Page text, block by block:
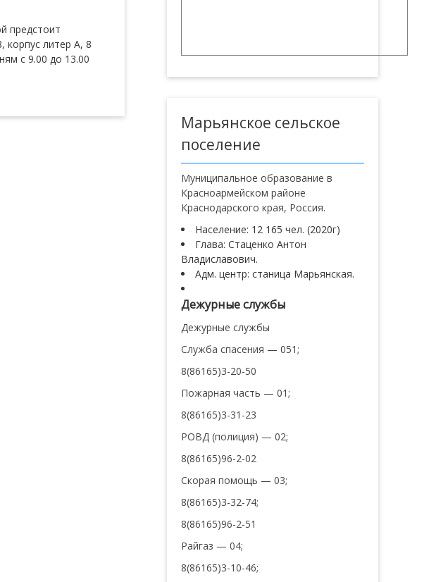
предстоит
корпус литер А, 8
с 9.00 до 13.00
Марьянское сельское
поселение
Муниципальное образование в
Красноармейском районе
Краснодарского края, Россия.
Население: 12 165 чел. (2020г)
Глава: Стаценко Антон
Владиславович.
Адм. центр: станица Марьянская.
Дежурные службы
Дежурные службы
Служба спасения — 051;
8(86165)3-20-50
Пожарная часть — 01;
8(86165)3-31-23
РОВД (полиция) — 02;
8(86165)96-2-02
Скорая помощь — 03;
8(86165)3-32-74;
8(86165)96-2-51
Райгаз — 04;
8(86165)3-10-46;